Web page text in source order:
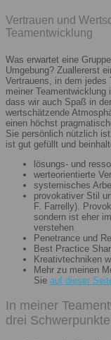
Vertrauen und
Teamentwicklung
Was erwartet eine
Umgebung? Zuallererst
Vertrauens, in dem jedes
meiner
dass wir auch Spaß in
wertschätzende
einen höchst
Sie persönlich nützlich
ist gut gefüllt und
lösungs- und
werteorientierte
systemisches
provokativer Stil
F. Farrelly).
sondern ist eher
verstehen
Penetrance und
Best Practice
Kreativtechniken
Mehr zu meinen
Sie auf dieser
In meiner
drei